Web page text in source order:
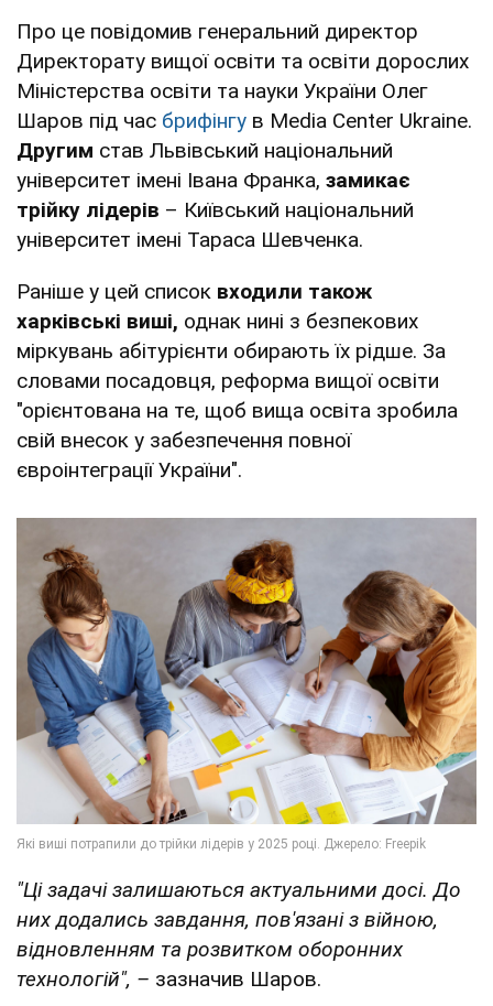
Про це повідомив генеральний директор
Директорату вищої освіти та освіти дорослих
Міністерства освіти та науки України Олег
Шаров під час брифінгу в Media Center Ukraine.
Другим став Львівський національний
університет імені Івана Франка, замикає
трійку лідерів – Київський національний
університет імені Тараса Шевченка.
Раніше у цей список входили також
харківські виші, однак нині з безпекових
міркувань абітурієнти обирають їх рідше. За
словами посадовця, реформа вищої освіти
"орієнтована на те, щоб вища освіта зробила
свій внесок у забезпечення повної
євроінтеграції України".
"Ці задачі залишаються актуальними досі. До
них додались завдання, пов'язані з війною,
відновленням та розвитком оборонних
технологій", – зазначив Шаров.